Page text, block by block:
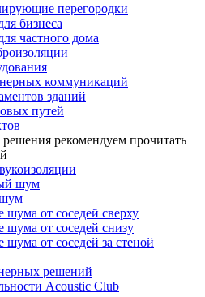
перегородки
бизнеса
частного дома
коммуникаций
зданий
путей
рекомендуем прочитать
шум
от соседей сверху
от соседей снизу
от соседей за стеной
решений
Acoustic Club